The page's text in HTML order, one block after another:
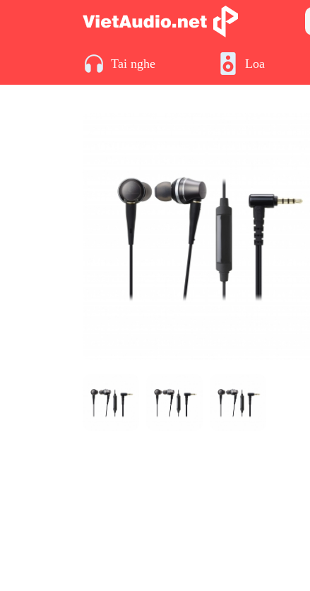
Tai nghe Loa